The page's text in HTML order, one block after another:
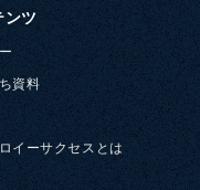
ンツ
資料
イーサクセスとは